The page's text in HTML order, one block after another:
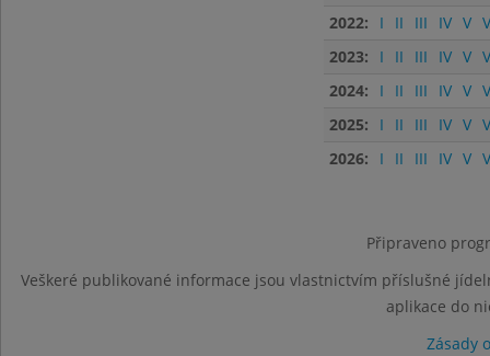
2022:
I II III IV V
2023:
I II III IV V
2024:
I II III IV V
2025:
I II III IV V
2026:
I II III IV V
Připraveno
Veškeré publikované informace jsou vlastnictvím příslušné
aplikace do
Zásady